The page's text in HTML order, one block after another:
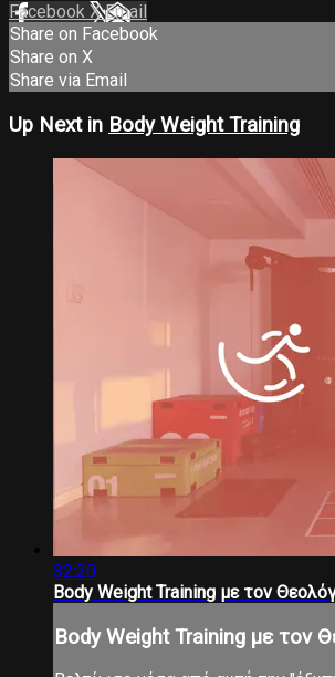
Facebook XEmail
Share on Facebook
Share on X
Share via Email
Up Next in Body Weight Training
32:20
Body Weight Training με τον
Body Weight Training με τον